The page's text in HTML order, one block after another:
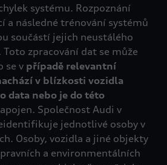
systému. Rozpoznání
a následné trénování systémů
součástí jejich neustálého
Toto zpracování dat se může
se v případě relevantní
v blízkosti vozidla
data nebo je do této
Společnost Audi v
jednotlivé osoby v
Osoby, vozidla a jiné objekty
a environmentálních